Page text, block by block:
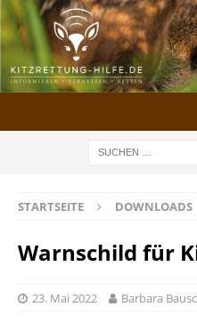
STARTSEITE DOWNLOADS
Warnschild für
23. Mai 2022 Barbara